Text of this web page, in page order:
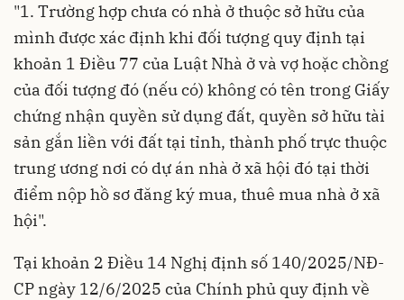
"1. Trường hợp chưa có nhà ở thuộc sở hữu của
mình được xác định khi đối tượng quy định tại
khoản 1 Điều 77 của Luật Nhà ở và vợ hoặc chồng
của đối tượng đó (nếu có) không có tên trong Giấy
chứng nhận quyền sử dụng đất, quyền sở hữu tài
sản gắn liền với đất tại tỉnh, thành phố trực thuộc
trung ương nơi có dự án nhà ở xã hội đó tại thời
điểm nộp hồ sơ đăng ký mua, thuê mua nhà ở xã
hội".
Tại khoản 2 Điều 14 Nghị định số 140/2025/NĐ-
CP ngày 12/6/2025 của Chính phủ quy định về